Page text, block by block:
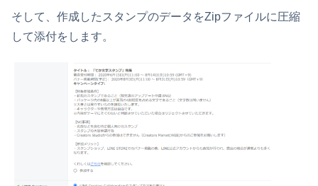
そして、作成したスタンプのデータをZipファイルに圧縮
して添付をします。